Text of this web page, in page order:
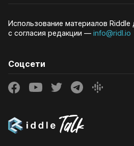
Использование материалов Riddle
с согласия редакции — info@ridl.io
Соцсети